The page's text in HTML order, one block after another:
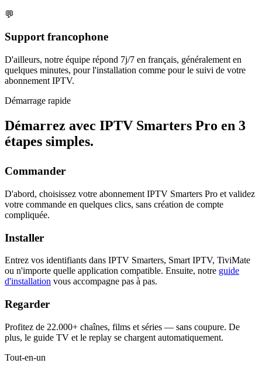
💬
Support francophone
D'ailleurs, notre équipe répond 7j/7 en français, généralement en
quelques minutes, pour l'installation comme pour le suivi de votre
abonnement IPTV.
Démarrage rapide
Démarrez avec IPTV Smarters Pro en 3
étapes simples.
Commander
D'abord, choisissez votre abonnement IPTV Smarters Pro et validez
votre commande en quelques clics, sans création de compte
compliquée.
Installer
Entrez vos identifiants dans IPTV Smarters, Smart IPTV, TiviMate
ou n'importe quelle application compatible. Ensuite, notre guide
d'installation vous accompagne pas à pas.
Regarder
Profitez de 22.000+ chaînes, films et séries — sans coupure. De
plus, le guide TV et le replay se chargent automatiquement.
Tout-en-un